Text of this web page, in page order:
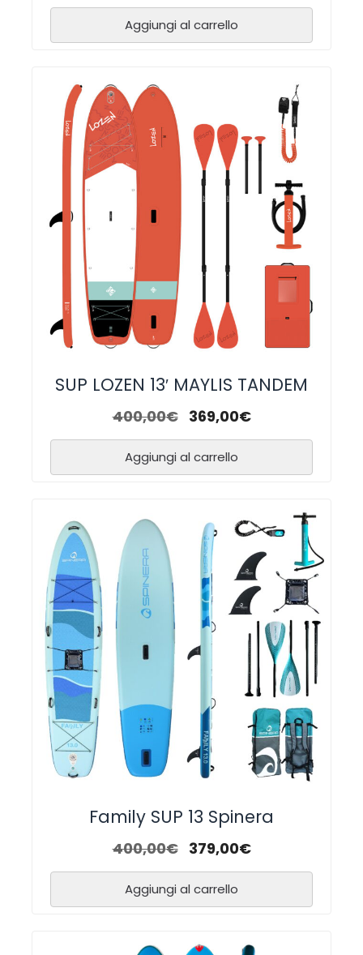
Aggiungi al carrello
SUP LOZEN 13′ MAYLIS TANDEM
400,00€ 369,00€
Aggiungi al carrello
Family SUP 13 Spinera
400,00€ 379,00€
Aggiungi al carrello